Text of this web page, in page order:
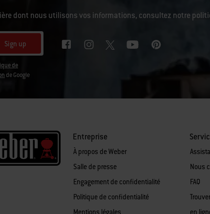
dont nous utilisons vos informations, consultez notre
Sign up
de
de Google
Entreprise
À propos de Weber
Salle de presse
Engagement de confidentialité
Politique de confidentialité
Mentions légales
Nous
FAQ
en